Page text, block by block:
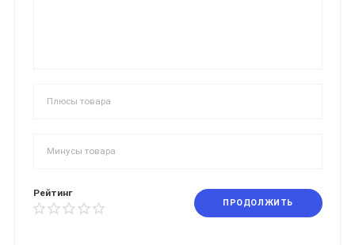
Рейтинг
ПРОДОЛЖИТЬ